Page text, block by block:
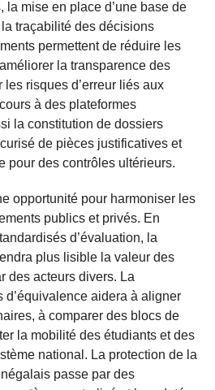
la mise en place d’une base de
traçabilité des décisions
permettent de réduire les
la transparence des
risques d’erreur liés aux
à des plateformes
la constitution de dossiers
de pièces justificatives et
pour des contrôles ultérieurs.
opportunité pour harmoniser les
publics et privés. En
d’évaluation, la
plus lisible la valeur des
des acteurs divers. La
d’équivalence aidera à aligner
à comparer des blocs de
la mobilité des étudiants et des
national. La protection de la
passe par des